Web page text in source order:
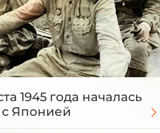
1945 года началась
Японией